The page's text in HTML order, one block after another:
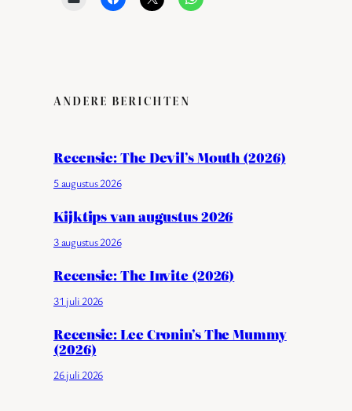
ANDERE BERICHTEN
Recensie: The Devil’s Mouth (2026)
5 augustus 2026
Kijktips van augustus 2026
3 augustus 2026
Recensie: The Invite (2026)
31 juli 2026
Recensie: Lee Cronin’s The Mummy
(2026)
26 juli 2026